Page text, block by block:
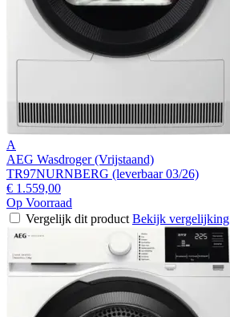
A
AEG Wasdroger (Vrijstaand)
TR97NURNBERG (leverbaar 03/26)
€ 1.559,00
Op Voorraad
Vergelijk dit product Bekijk vergelijking